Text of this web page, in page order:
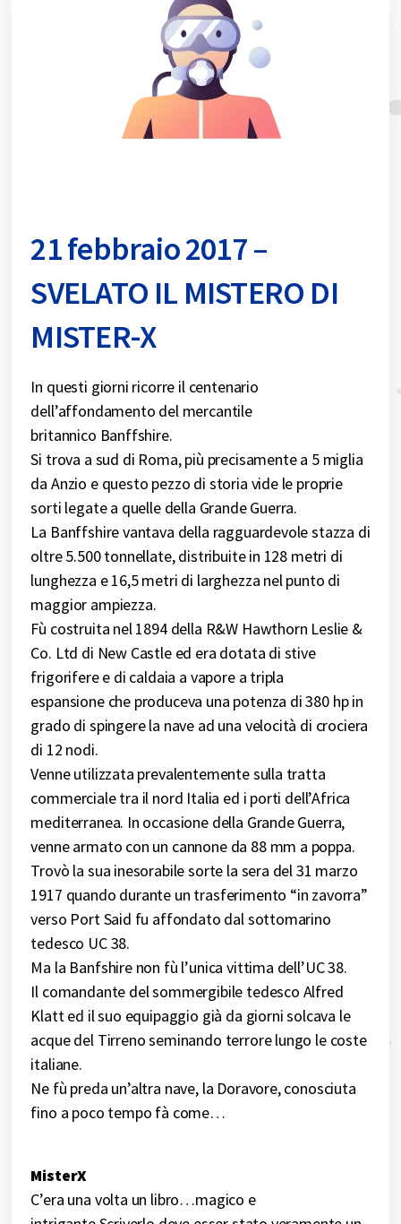
21 febbraio 2017 –
SVELATO IL MISTERO DI
MISTER-X
In questi giorni ricorre il centenario
dell’affondamento del mercantile
britannico Banffshire.
Si trova a sud di Roma, più precisamente a 5 miglia
da Anzio e questo pezzo di storia vide le proprie
sorti legate a quelle della Grande Guerra.
La Banffshire vantava della ragguardevole stazza di
oltre 5.500 tonnellate, distribuite in 128 metri di
lunghezza e 16,5 metri di larghezza nel punto di
maggior ampiezza.
Fù costruita nel 1894 della R&W Hawthorn Leslie &
Co. Ltd di New Castle ed era dotata di stive
frigorifere e di caldaia a vapore a tripla
espansione che produceva una potenza di 380 hp in
grado di spingere la nave ad una velocità di crociera
di 12 nodi.
Venne utilizzata prevalentemente sulla tratta
commerciale tra il nord Italia ed i porti dell’Africa
mediterranea. In occasione della Grande Guerra,
venne armato con un cannone da 88 mm a poppa.
Trovò la sua inesorabile sorte la sera del 31 marzo
1917 quando durante un trasferimento “in zavorra”
verso Port Said fu affondato dal sottomarino
tedesco UC 38.
Ma la Banfshire non fù l’unica vittima dell’UC 38.
Il comandante del sommergibile tedesco Alfred
Klatt ed il suo equipaggio già da giorni solcava le
acque del Tirreno seminando terrore lungo le coste
italiane.
Ne fù preda un’altra nave, la Doravore, conosciuta
fino a poco tempo fà come…
MisterX
C’era una volta un libro…magico e